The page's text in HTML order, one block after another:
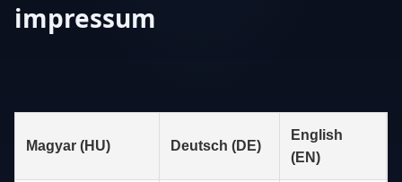
impressum
Magyar (HU) Deutsch (DE)
English
(EN)